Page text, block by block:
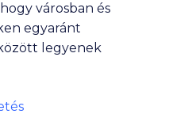
városban és
egyaránt
legyenek